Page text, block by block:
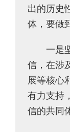
出的历史
体，要做
一是坚
信，在涉
展等核心
有力支持
信的共同